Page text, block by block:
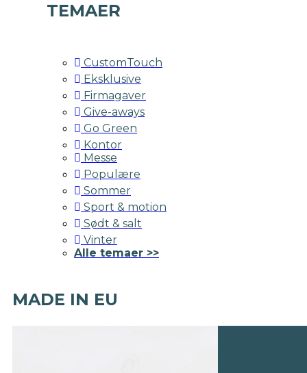
TEMAER
CustomTouch
Eksklusive
Firmagaver
Give-aways
Go Green
Kontor
Messe
Populære
Sommer
Sport & motion
Sødt & salt
Vinter
Alle temaer >>
MADE IN EU